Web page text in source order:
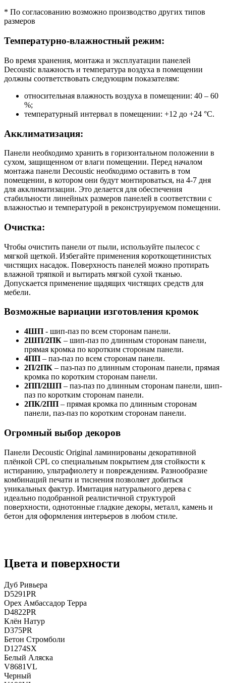
* По согласованию возможно производство других типов
размеров
Температурно-влажностный режим:
Во время хранения, монтажа и эксплуатации панелей
Decoustic влажность и температура воздуха в помещении
должны соответствовать следующим показателям:
относительная влажность воздуха в помещении: 40 – 60
%;
температурный интервал в помещении: +12 до +24 °С.
Акклиматизация:
Панели необходимо хранить в горизонтальном положении в
сухом, защищенном от влаги помещении. Перед началом
монтажа панели Decoustic необходимо оставить в том
помещении, в котором они будут монтироваться, на 4-7 дня
для акклиматизации. Это делается для обеспечения
стабильности линейных размеров панелей в соответствии с
влажностью и температурой в реконструируемом помещении.
Очистка:
Чтобы очистить панели от пыли, используйте пылесос с
мягкой щеткой. Избегайте применения короткощетинистых
чистящих насадок. Поверхность панелей можно протирать
влажной тряпкой и вытирать мягкой сухой тканью.
Допускается применение щадящих чистящих средств для
мебели.
Возможные вариации изготовления кромок
4ШП - шип-паз по всем сторонам панели.
2ШП/2ПК – шип-паз по длинным сторонам панели,
прямая кромка по коротким сторонам панели.
4ПП – паз-паз по всем сторонам панели.
2П/2ПК – паз-паз по длинным сторонам панели, прямая
кромка по коротким сторонам панели.
2ПП/2ШП – паз-паз по длинным сторонам панели, шип-
паз по коротким сторонам панели.
2ПК/2ПП – прямая кромка по длинным сторонам
панели, паз-паз по коротким сторонам панели.
Огромный выбор декоров
Панели Decoustic Original ламинированы декоративной
плёнкой CPL со специальным покрытием для стойкости к
истиранию, ультрафиолету и повреждениям. Разнообразие
комбинаций печати и тиснения позволяет добиться
уникальных фактур. Имитация натурального дерева с
идеально подобранной реалистичной структурой
поверхности, однотонные гладкие декоры, металл, камень и
бетон для оформления интерьеров в любом стиле.
Цвета и поверхности
Дуб Ривьера
D5291PR
Орех Амбассадор Терра
D4822PR
Клён Натур
D375PR
Бетон Стромболи
D1274SX
Белый Аляска
V8681VL
Черный